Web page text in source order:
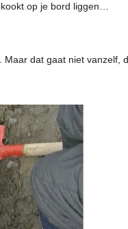
op je bord liggen…
dat gaat niet vanzelf,